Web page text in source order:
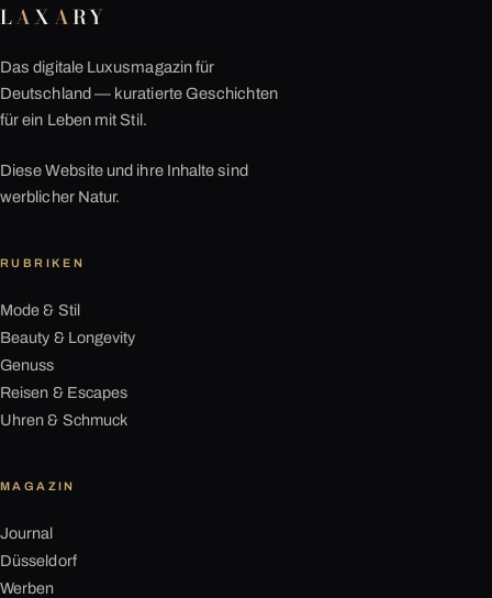
LAXARY
Das digitale Luxusmagazin für
Deutschland — kuratierte Geschichten
für ein Leben mit Stil.
Diese Website und ihre Inhalte sind
werblicher Natur.
RUBRIKEN
Mode & Stil
Beauty & Longevity
Genuss
Reisen & Escapes
Uhren & Schmuck
MAGAZIN
Journal
Düsseldorf
Werben